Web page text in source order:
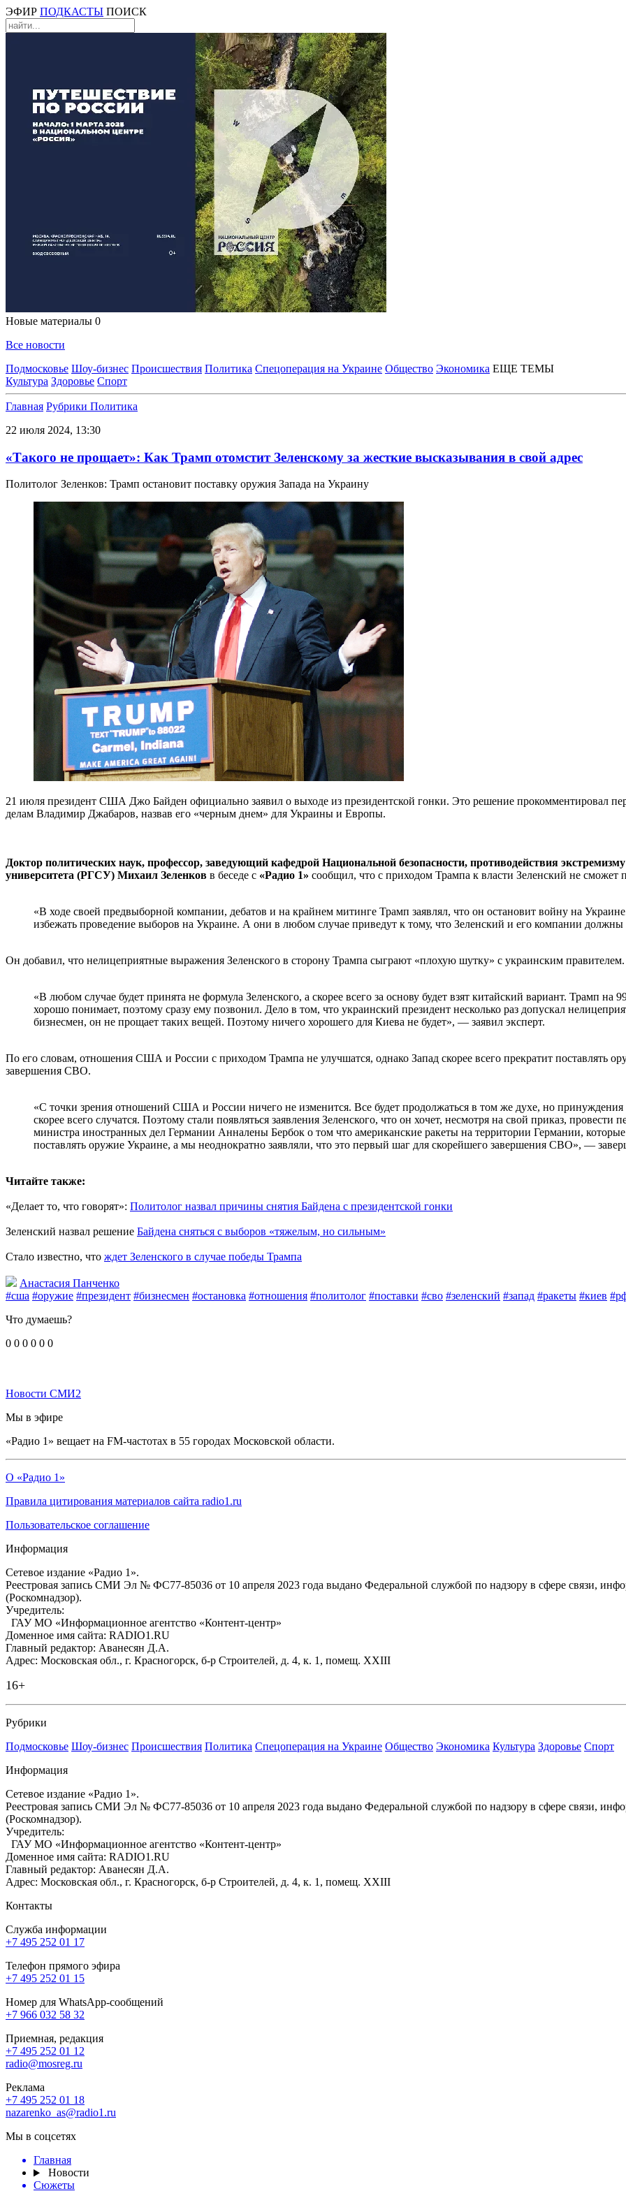
ЭФИР ПОДКАСТЫ ПОИСК
Новые материалы 0
Все новости
Подмосковье Шоу-бизнес Происшествия Политика Спецоперация на Украине Общество Экономика ЕЩЕ ТЕМЫ
Культура Здоровье Спорт
Главная Рубрики Политика
22 июля 2024, 13:30
«Такого не прощает»: Как Трамп отомстит Зеленскому за жесткие высказывания в свой адрес
Политолог Зеленков: Трамп остановит поставку оружия Запада на Украину
21 июля президент США Джо Байден официально заявил о выходе из президентской гонки. Это решение прокомментировал
делам Владимир Джабаров, назвав его «черным днем» для Украины и Европы.
Доктор политических наук, профессор, заведующий кафедрой Национальной безопасности, противодействия
университета (РГСУ) Михаил Зеленков в беседе с «Радио 1» сообщил, что с приходом Трампа к власти Зеленский не
«В ходе своей предвыборной компании, дебатов и на крайнем митинге Трамп заявлял, что он остановит войну на
избежать проведение выборов на Украине. А они в любом случае приведут к тому, что Зеленский и его компании должны
Он добавил, что нелицеприятные выражения Зеленского в сторону Трампа сыграют «плохую шутку» с украинским правителем.
«В любом случае будет принята не формула Зеленского, а скорее всего за основу будет взят китайский вариант. Трамп
хорошо понимает, поэтому сразу ему позвонил. Дело в том, что украинский президент несколько раз допускал
бизнесмен, он не прощает таких вещей. Поэтому ничего хорошего для Киева не будет», — заявил эксперт.
По его словам, отношения США и России с приходом Трампа не улучшатся, однако Запад скорее всего прекратит поставлять
завершения СВО.
«С точки зрения отношений США и России ничего не изменится. Все будет продолжаться в том же духе, но принуждения
скорее всего случатся. Поэтому стали появляться заявления Зеленского, что он хочет, несмотря на свой приказ,
министра иностранных дел Германии Анналены Бербок о том что американские ракеты на территории Германии,
поставлять оружие Украине, а мы неоднократно заявляли, что это первый шаг для скорейшего завершения СВО», —
Читайте также:
«Делает то, что говорят»: Политолог назвал причины снятия Байдена с президентской гонки
Зеленский назвал решение Байдена сняться с выборов «тяжелым, но сильным»
Стало известно, что ждет Зеленского в случае победы Трампа
Анастасия Панченко
#сша #оружие #президент #бизнесмен #остановка #отношения #политолог #поставки #сво #зеленский #запад #ракеты #киев
Что думаешь?
0 0 0 0 0 0
Новости СМИ2
Мы в эфире
«Радио 1» вещает на FM-частотах в 55 городах Московской области.
О «Радио 1»
Правила цитирования материалов сайта radio1.ru
Пользовательское соглашение
Информация
Сетевое издание «Радио 1».
Реестровая запись СМИ Эл № ФС77-85036 от 10 апреля 2023 года выдано Федеральной службой по надзору в сфере связи,
(Роскомнадзор).
Учредитель:
ГАУ МО «Информационное агентство «Контент-центр»
Доменное имя сайта: RADIO1.RU
Главный редактор: Аванесян Д.А.
Адрес: Московская обл., г. Красногорск, б-р Строителей, д. 4, к. 1, помещ. XXIII
16+
Рубрики
Подмосковье Шоу-бизнес Происшествия Политика Спецоперация на Украине Общество Экономика Культура Здоровье Спорт
Информация
Сетевое издание «Радио 1».
Реестровая запись СМИ Эл № ФС77-85036 от 10 апреля 2023 года выдано Федеральной службой по надзору в сфере связи,
(Роскомнадзор).
Учредитель:
ГАУ МО «Информационное агентство «Контент-центр»
Доменное имя сайта: RADIO1.RU
Главный редактор: Аванесян Д.А.
Адрес: Московская обл., г. Красногорск, б-р Строителей, д. 4, к. 1, помещ. XXIII
Контакты
Служба информации
+7 495 252 01 17
Телефон прямого эфира
+7 495 252 01 15
Номер для WhatsApp-сообщений
+7 966 032 58 32
Приемная, редакция
+7 495 252 01 12
radio@mosreg.ru
Реклама
+7 495 252 01 18
nazarenko_as@radio1.ru
Мы в соцсетях
Главная
Новости
Сюжеты